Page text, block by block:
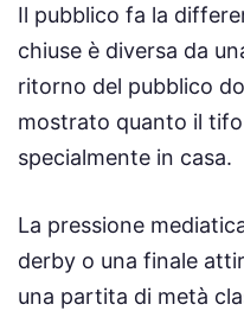
Il pubblico fa la
chiuse è diversa da
ritorno del pubblico
mostrato quanto il
specialmente in casa.
La pressione
derby o una finale
una partita di metà